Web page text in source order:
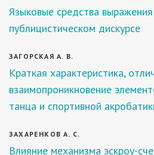
Языковые средства выражения
публицистическом дискурсе
ЗАГОРСКАЯ А. В.
Краткая характеристика,
взаимопроникновение
танца и спортивной
ЗАХАРЕНКОВ А. С.
Влияние механизма эскроу-